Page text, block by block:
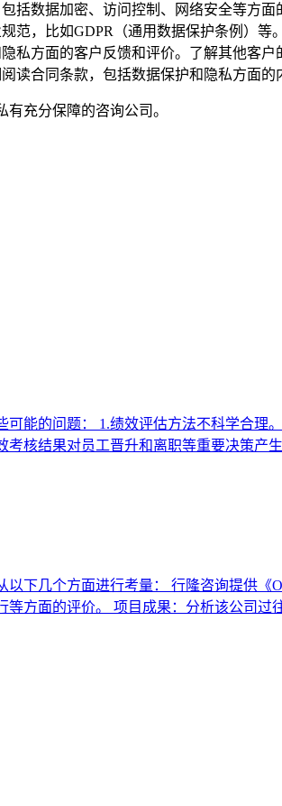
括数据加密、访问控制、网络安全等方
范，比如GDPR（通用数据保护条例）
私方面的客户反馈和评价。了解其他客户
读合同条款，包括数据保护和隐私方面
充分保障的咨询公司。
能的问题： 1.绩效评估方法不科学合
核结果对员工晋升和离职等重要决策
下几个方面进行考量： 行隆咨询提供
方面的评价。 项目成果：分析该公司